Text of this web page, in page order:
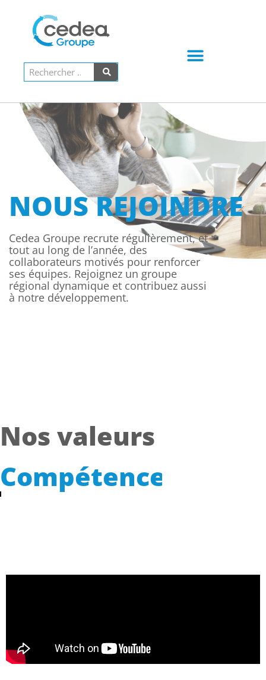
NOUS REJOINDRE
Cedea Groupe recrute régulièrement, et
tout au long de l’année, des
collaborateurs motivés pour renforcer
ses équipes. Rejoignez un groupe
régional dynamique et contribuez aussi
à notre développement.
Nos valeurs